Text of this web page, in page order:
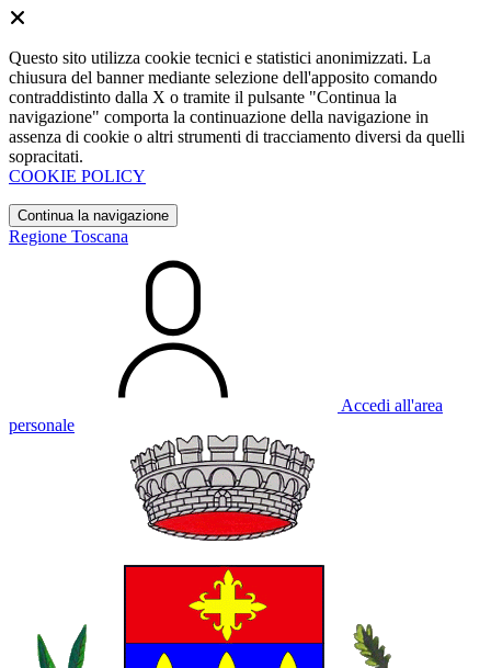
Questo sito utilizza cookie tecnici e statistici anonimizzati. La
chiusura del banner mediante selezione dell'apposito comando
contraddistinto dalla X o tramite il pulsante "Continua la
navigazione" comporta la continuazione della navigazione in
assenza di cookie o altri strumenti di tracciamento diversi da quelli
sopracitati.
COOKIE POLICY
Continua la navigazione
Regione Toscana
Accedi all'area
personale